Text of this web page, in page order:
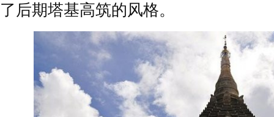
了后期塔基高筑的风格。